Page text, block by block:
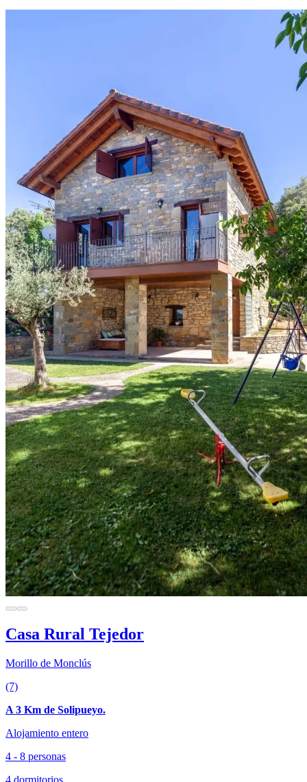
Casa Rural Tejedor
Morillo de Monclús
(7)
A 3 Km de Solipueyo.
Alojamiento entero
4 - 8 personas